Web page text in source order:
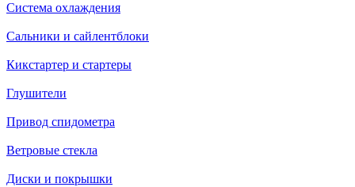
Система охлаждения
Сальники и сайлентблоки
Кикстартер и стартеры
Глушители
Привод спидометра
Ветровые стекла
Диски и покрышки